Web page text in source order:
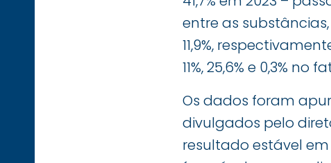
entre as
11,9%,
11%, 25,6% e 0,3% no
Os dados foram
divulgados pelo
resultado estável